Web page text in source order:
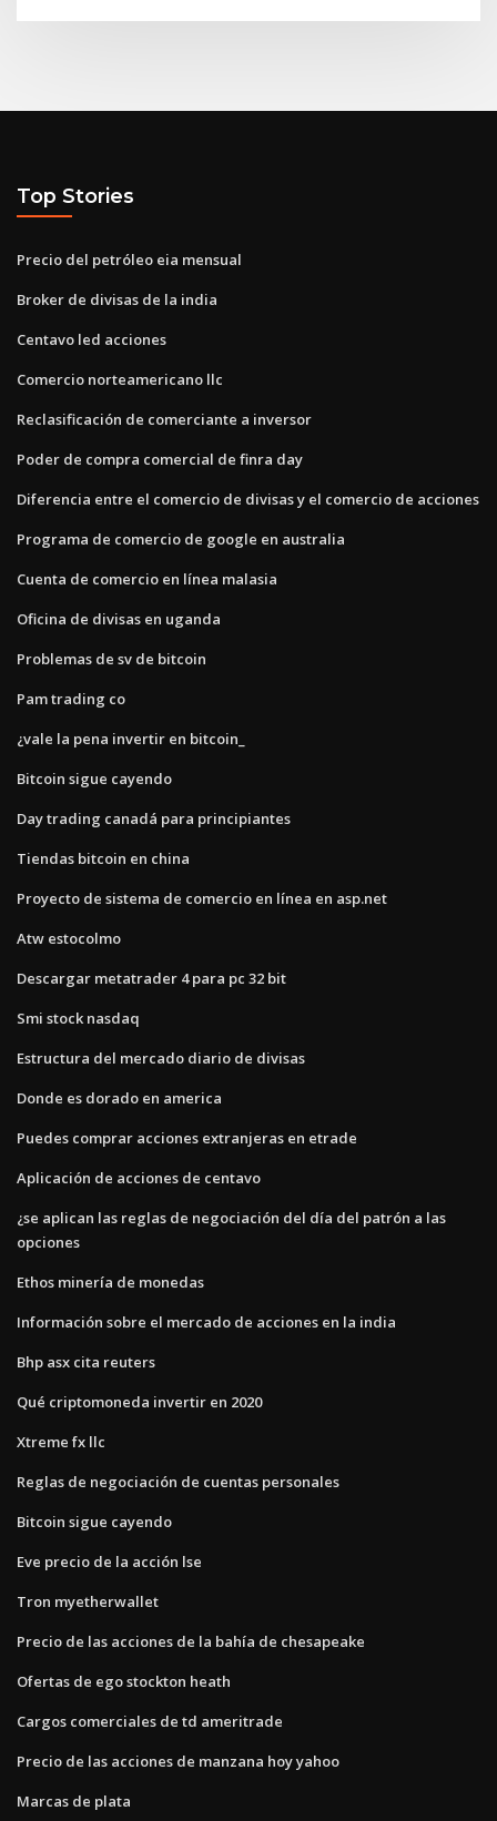
Top Stories
Precio del petróleo eia mensual
Broker de divisas de la india
Centavo led acciones
Comercio norteamericano llc
Reclasificación de comerciante a inversor
Poder de compra comercial de finra day
Diferencia entre el comercio de divisas y el comercio de acciones
Programa de comercio de google en australia
Cuenta de comercio en línea malasia
Oficina de divisas en uganda
Problemas de sv de bitcoin
Pam trading co
¿vale la pena invertir en bitcoin_
Bitcoin sigue cayendo
Day trading canadá para principiantes
Tiendas bitcoin en china
Proyecto de sistema de comercio en línea en asp.net
Atw estocolmo
Descargar metatrader 4 para pc 32 bit
Smi stock nasdaq
Estructura del mercado diario de divisas
Donde es dorado en america
Puedes comprar acciones extranjeras en etrade
Aplicación de acciones de centavo
¿se aplican las reglas de negociación del día del patrón a las
opciones
Ethos minería de monedas
Información sobre el mercado de acciones en la india
Bhp asx cita reuters
Qué criptomoneda invertir en 2020
Xtreme fx llc
Reglas de negociación de cuentas personales
Bitcoin sigue cayendo
Eve precio de la acción lse
Tron myetherwallet
Precio de las acciones de la bahía de chesapeake
Ofertas de ego stockton heath
Cargos comerciales de td ameritrade
Precio de las acciones de manzana hoy yahoo
Marcas de plata